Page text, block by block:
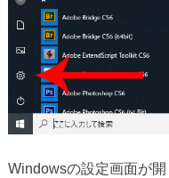
Windowsの設定画面が